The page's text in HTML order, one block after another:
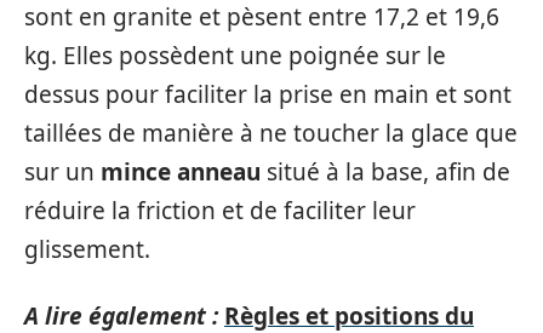
sont en granite et pèsent entre 17,2 et 19,6
kg. Elles possèdent une poignée sur le
dessus pour faciliter la prise en main et sont
taillées de manière à ne toucher la glace que
sur un mince anneau situé à la base, afin de
réduire la friction et de faciliter leur
glissement.
A lire également : Règles et positions du